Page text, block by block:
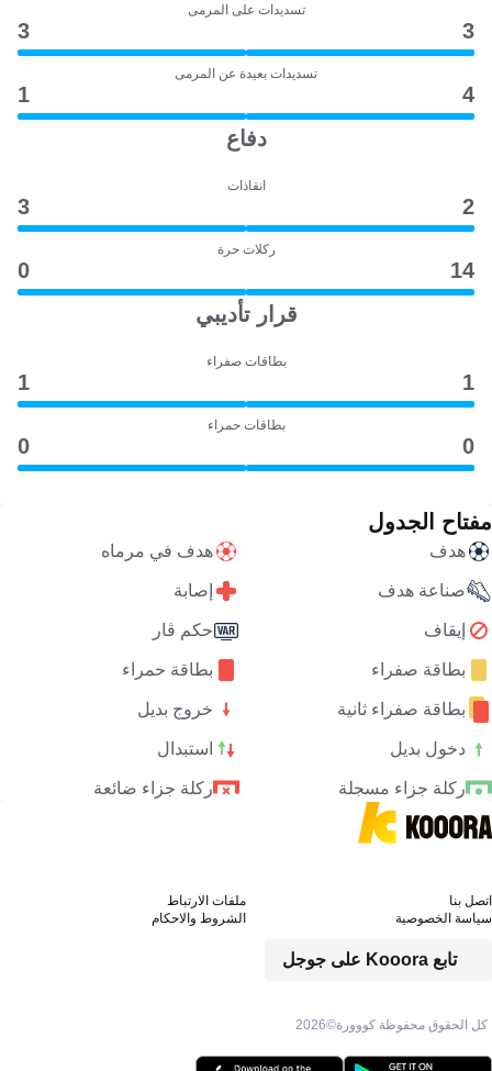
تسديدات على المرمى
3
3
تسديدات بعيدة عن المرمى
4
1
دفاع
انقاذات
2
3
ركلات حرة
14
0
قرار تأديبي
بطاقات صفراء
1
1
بطاقات حمراء
0
0
مفتاح الجدول
هدف هدف في مرماه
صناعة هدف إصابة
إيقاف حكم ڤار
بطاقة صفراء بطاقة حمراء
بطاقة صفراء ثانية خروج بديل
دخول بديل استبدال
ركلة جزاء مسجلة ركلة جزاء ضائعة
كل الحقوق محفوظة كووورة©2026
تابع Kooora على جوجل
اتصل بنا
ملفات الارتباط
سياسة الخصوصية
الشروط والاحكام